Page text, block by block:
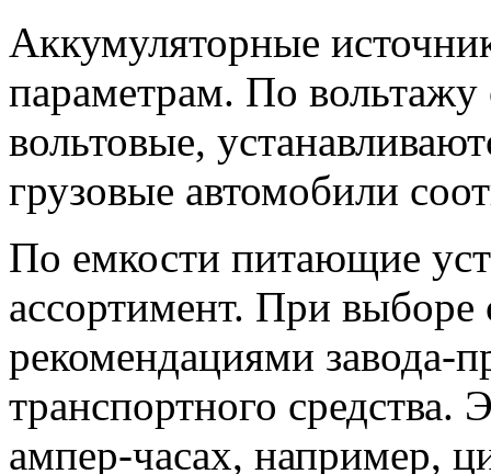
Аккумуляторные
параметрам. По
вольтовые,
грузовые автомобили
По емкости питающие
ассортимент. При выборе
рекомендациями завода-
транспортного средства.
ампер-часах, например,